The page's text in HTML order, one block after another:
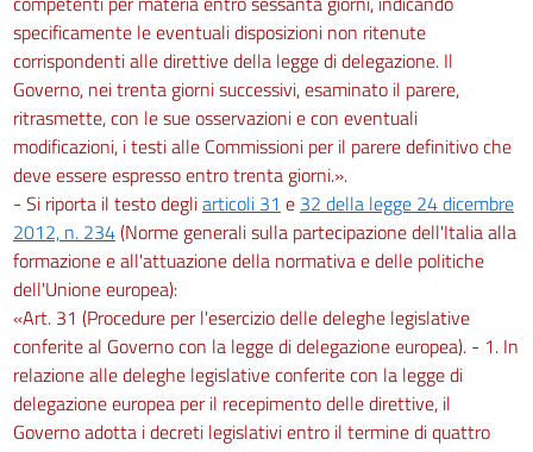
specificamente le eventuali disposizioni non ritenute
corrispondenti alle direttive della legge di delegazione. Il
Governo, nei trenta giorni successivi, esaminato il parere,
ritrasmette, con le sue osservazioni e con eventuali
modificazioni, i testi alle Commissioni per il parere definitivo che
deve essere espresso entro trenta giorni.».
- Si riporta il testo degliarticoli 31 e 32 della legge 24 dicembre
2012, n. 234(Norme generali sulla partecipazione dell'Italia alla
formazione e all'attuazione della normativa e delle politiche
dell'Unione europea):
«Art. 31 (Procedure per l'esercizio delle deleghe legislative
conferite al Governo con la legge di delegazione europea). - 1. In
relazione alle deleghe legislative conferite con la legge di
delegazione europea per il recepimento delle direttive, il
Governo adotta i decreti legislativi entro il termine di quattro